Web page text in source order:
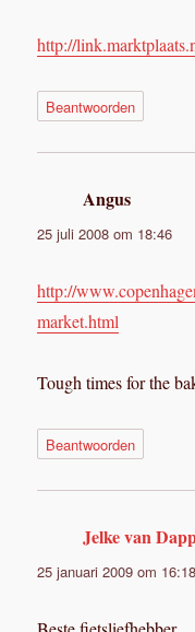
http://
Beantwoorden
Angus
25 juli 2008 om 18:46
http://
market.html
Tough times for the
Beantwoorden
Jelke van
25 januari 2009 om 16:18